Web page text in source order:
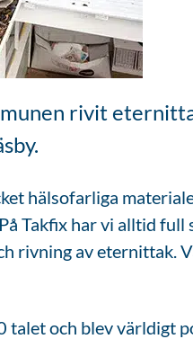
rivit
hälsofarliga
Takfix har vi alltid
rivning av eternittak.
och blev världigt